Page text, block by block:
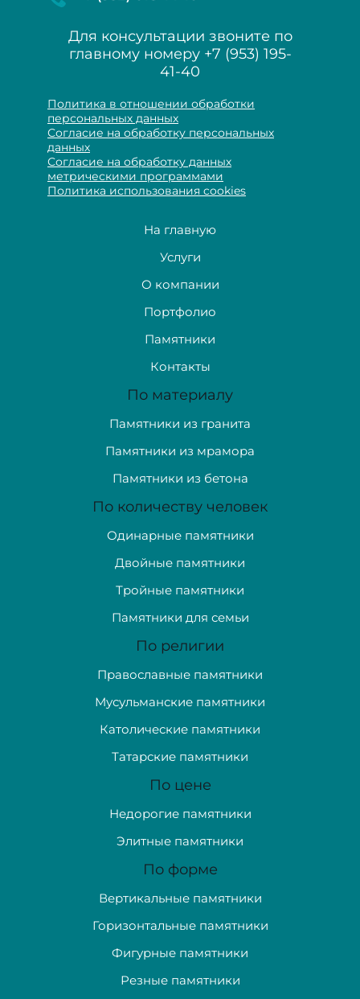
Для консультации звоните по
главному номеру +7 (953) 195-
41-40
Политика в отношении обработки
персональных данных
Согласие на обработку персональных
данных
Согласие на обработку данных
метрическими программами
Политика использования cookies
На главную
Услуги
О компании
Портфолио
Памятники
Контакты
По материалу
Памятники из гранита
Памятники из мрамора
Памятники из бетона
По количеству человек
Одинарные памятники
Двойные памятники
Тройные памятники
Памятники для семьи
По религии
Православные памятники
Мусульманские памятники
Католические памятники
Татарские памятники
По цене
Недорогие памятники
Элитные памятники
По форме
Вертикальные памятники
Горизонтальные памятники
Фигурные памятники
Резные памятники